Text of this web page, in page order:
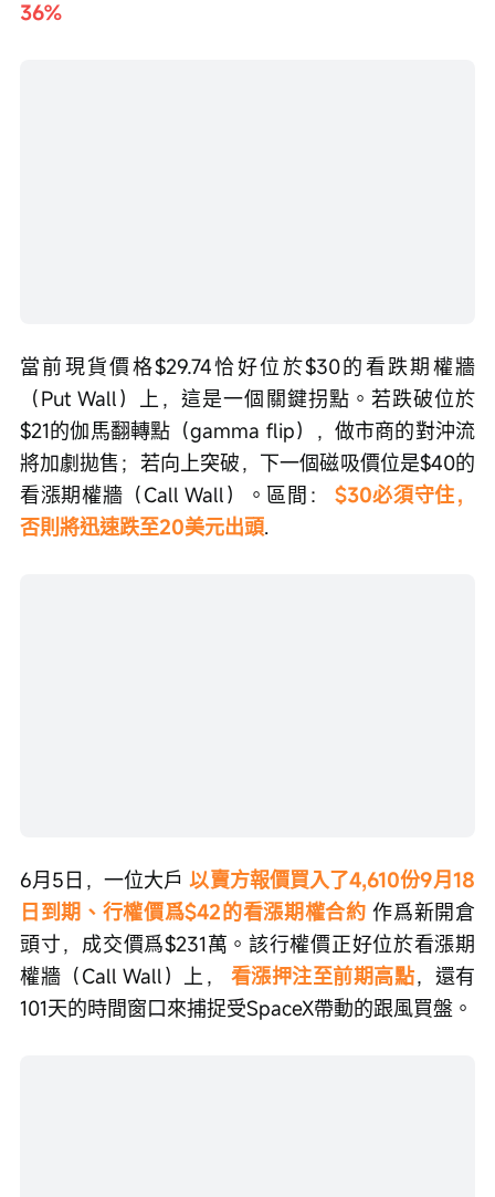
當前現貨價格$29.74恰好位於$30的看跌期權牆
（Put Wall）上，這是一個關鍵拐點。若跌破位於
$21的伽馬翻轉點（gamma flip），做市商的對沖流
將加劇拋售；若向上突破，下一個磁吸價位是$40的
看漲期權牆（Call Wall）。區間： $30必須守住，
否則將迅速跌至20美元出頭
6月5日，一位大戶 以賣方報價買入了4,610份9月18
日到期、行權價爲$42的看漲期權合約 作爲新開倉
頭寸，成交價爲$231萬。該行權價正好位於看漲期
權牆（Call Wall）上， 看漲押注至前期高點 ，還有
101天的時間窗口來捕捉受SpaceX帶動的跟風買盤。